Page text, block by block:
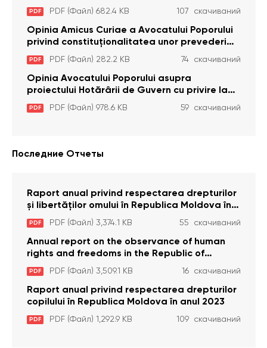
constituţionalităţii unor prevederi cu privire la
plata alocației sociale de stat persoanelor
cu dizabilitați care sunt private de liberate
PDF PDF (Файл) 682.4 KB 107 скачиваний
Opinia Amicus Curiae a Avocatului Poporului
privind constituționalitatea unor prevederi
care interzic angajarea în organizațiile de
pază particulară a persoanelor condamnate
pentru comiterea cu intenție a unor infracțiuni
a fost luată în considerare de Curtea
Constituțională
PDF PDF (Файл) 282.2 KB 74 скачиваний
Opinia Avocatului Poporului asupra
proiectului Hotărârii de Guvern cu privire la
aprobarea proiectului de lege privind
activitatea sanitară veterinarăa
PDF PDF (Файл) 978.6 KB 59 скачиваний
Последние Отчеты
Raport anual privind respectarea drepturilor
și libertăților omului în Republica Moldova în
anul 2023
PDF PDF (Файл) 3,374.1 KB 55 скачиваний
Annual report on the observance of human
rights and freedoms in the Republic of
Moldova in 2023
PDF PDF (Файл) 3,509.1 KB 16 скачиваний
Raport anual privind respectarea drepturilor
copilului în Republica Moldova în anul 2023
PDF PDF (Файл) 1,292.9 KB 109 скачиваний